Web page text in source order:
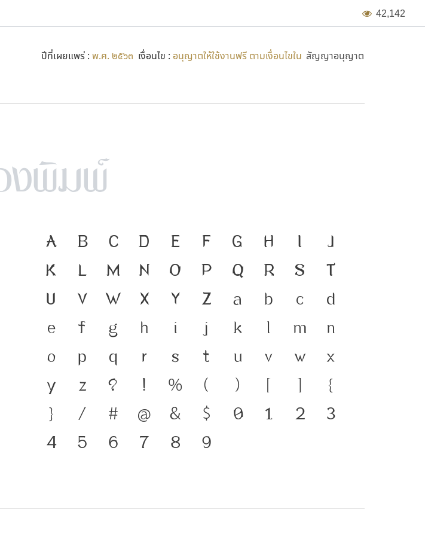
42,142
ปีที่เผยแพร่ : พ.ศ. ๒๕๖๓ เงื่อนไข : อนุญาตให้ใช้งานฟรี ตามเงื่อนไขใน สัญญาอนุญาต
A B C D E F G H I
J
K
L M N O P Q R S
T
U
V W X Y Z a b c
d
e
f g h i j k l m
n
o
p q r s t u v w
x
y
z ? ! % ( ) [ ]
{
}
/ # @ & $ 0 1 2
3
4
5 6 7 8 9
ภาษา คือ เครื่องมือสำคัญที่ทำให้ความเป็นชาติ
ดำรงอยู่ได้ ภาษา คือ สะพานเชื่อมตัวตนของ
ชนชาติ จากอดีตสู่ปัจจุบัน ตัวพิมพ์ คือ เครื่อง
มือสำคัญที่ทำให้ภาษาดำรงอยู่ได้ แบบตัวพิมพ์ที่
พัฒนาทันกระแสการเปลี่ยนแปลง คือ
โครงสร้างแกร่งของสะพานที่เชื่อมตัวตนของ
ชาติ จากปัจจุบันสู่อนาคต